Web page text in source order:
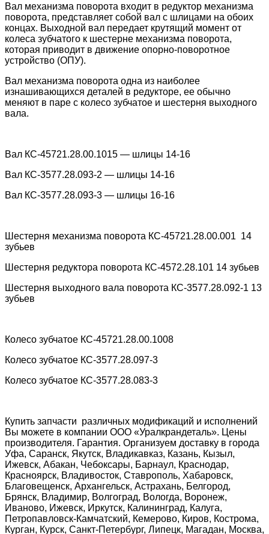
Вал механизма поворота входит в редуктор механизма
поворота, представляет собой вал с шлицами на обоих
концах. Выходной вал передает крутящий момент от
колеса зубчатого к шестерне механизма поворота,
которая приводит в движение опорно-поворотное
устройство (ОПУ).
Вал механизма поворота одна из наиболее
изнашивающихся деталей в редукторе, ее обычно
меняют в паре с колесо зубчатое и шестерня выходного
вала.
Вал КС-45721.28.00.1015 — шлицы 14-16
Вал КС-3577.28.093-2 — шлицы 14-16
Вал КС-3577.28.093-3 — шлицы 16-16
Шестерня механизма поворота КС-45721.28.00.001 14
зубьев
Шестерня редуктора поворота КС-4572.28.101 14 зубьев
Шестерня выходного вала поворота КС-3577.28.092-1 13
зубьев
Колесо зубчатое КС-45721.28.00.1008
Колесо зубчатое КС-3577.28.097-3
Колесо зубчатое КС-3577.28.083-3
Купить запчасти различных модификаций и исполнений
Вы можете в компании ООО «Уралкрандеталь». Цены
производителя. Гарантия. Организуем доставку в города
Уфа, Саранск, Якутск, Владикавказ, Казань, Кызыл,
Ижевск, Абакан, Чебоксары, Барнаул, Краснодар,
Красноярск, Владивосток, Ставрополь, Хабаровск,
Благовещенск, Архангельск, Астрахань, Белгород,
Брянск, Владимир, Волгоград, Вологда, Воронеж,
Иваново, Ижевск, Иркутск, Калининград, Калуга,
Петропавловск-Камчатский, Кемерово, Киров, Кострома,
Курган, Курск, Санкт-Петербург, Липецк, Магадан, Москва,